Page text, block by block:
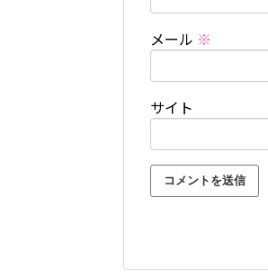
メール ※
サイト